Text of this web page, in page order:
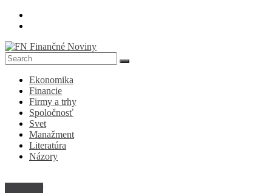
Skip
FN
Finančné
Noviny
Denník
ekonomike
spoločnosti
Ekonomika
Financie
Firmy a trhy
Spoločnosť
Svet
Manažment
Literatúra
Názory